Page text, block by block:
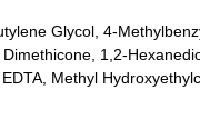
Glycol, 4-
1,2-
Methyl